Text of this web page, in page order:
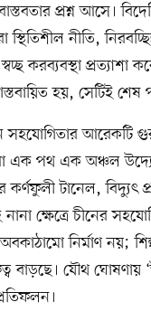
প্রশ্ন আসে।
স্থিতিশীল নীতি,
স্বচ্ছ করব্যবস্থা
হয়, সেটিই
সহযোগিতার আরেকটি
পথ এক অঞ্চল
কর্ণফুলী টানেল,
ক্ষেত্রে চীনের
নির্মাণ নয়;
বাড়ছে। যৌথ